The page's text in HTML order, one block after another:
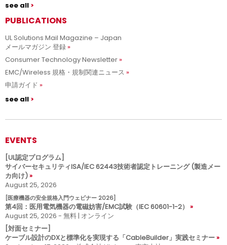
see all
PUBLICATIONS
UL Solutions Mail Magazine – Japan
メールマガジン 登録
Consumer Technology Newsletter
EMC/Wireless 規格・規制関連ニュース
申請ガイド
see all
EVENTS
[UL認定プログラム]
サイバーセキュリティISA/IEC 62443技術者認定トレーニング (製造メー
カ向け)
August 25, 2026
[医療機器の安全規格入門ウェビナー 2026]
第4回：医用電気機器の電磁妨害/EMC試験（IEC 60601-1-2）
August 25, 2026 - 無料 | オンライン
[対面セミナー]
ケーブル設計のDXと標準化を実現する「CableBuilder」実践セミナー